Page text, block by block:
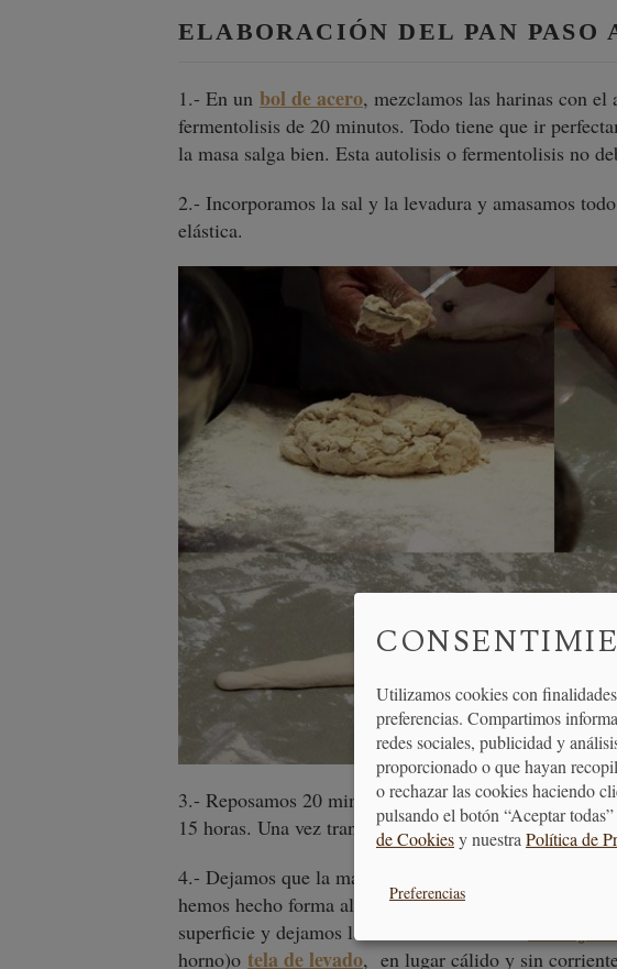
ELABORACIÓN DEL PAN PASO
1.- En un bol de acero, mezclamos las harinas con
fermentolisis de 20 minutos. Todo tiene que ir
la masa salga bien. Esta autolisis o fermentolisis no
2.- Incorporamos la sal y la levadura y amasamos
elástica.
3.- Reposamos 20 minutos y lo pondremos en frío
15 horas. Una vez transcurrido el tiempo, ya la
4.- Dejamos que la masa pierda el frío y se atempere,
hemos hecho forma alargada de pistola/barra,
superficie y dejamos la masa leudar en una
horno)o tela de levado, en lugar cálido y sin
Utilizamos cookies con
preferencias. Compartimos
redes sociales, publicidad y
proporcionado o que hayan
o rechazar las cookies haciendo
pulsando el botón “Aceptar
de Cookiesy nuestra Política de
Preferencias